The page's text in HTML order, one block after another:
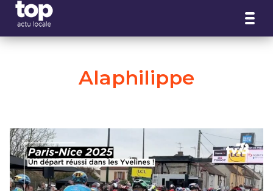
Alaphilippe
Panneau de gestion des cookies